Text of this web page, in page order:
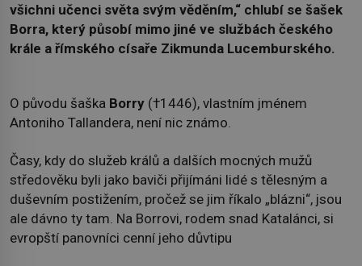
všichni učenci světa svým věděním,“ chlubí se šašek
Borra, který působí mimo jiné ve službách českého
krále a římského císaře Zikmunda Lucemburského.
O původu šaška Borry (†1446), vlastním jménem
Antoniho Tallandera, není nic známo.
Časy, kdy do služeb králů a dalších mocných mužů
středověku byli jako baviči přijímáni lidé s tělesným a
duševním postižením, pročež se jim říkalo „blázni“, jsou
ale dávno ty tam. Na Borrovi, rodem snad Katalánci, si
evropští panovníci cenní jeho důvtipu